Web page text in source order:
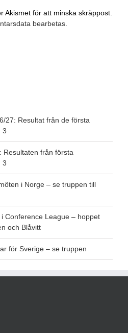
Akismet för att minska skräppost.
bearbetas
27: Resultat från de första
3
Resultaten från första
3
i Norge – se truppen till
Conference League – hoppet
och Blåvitt
för Sverige – se truppen